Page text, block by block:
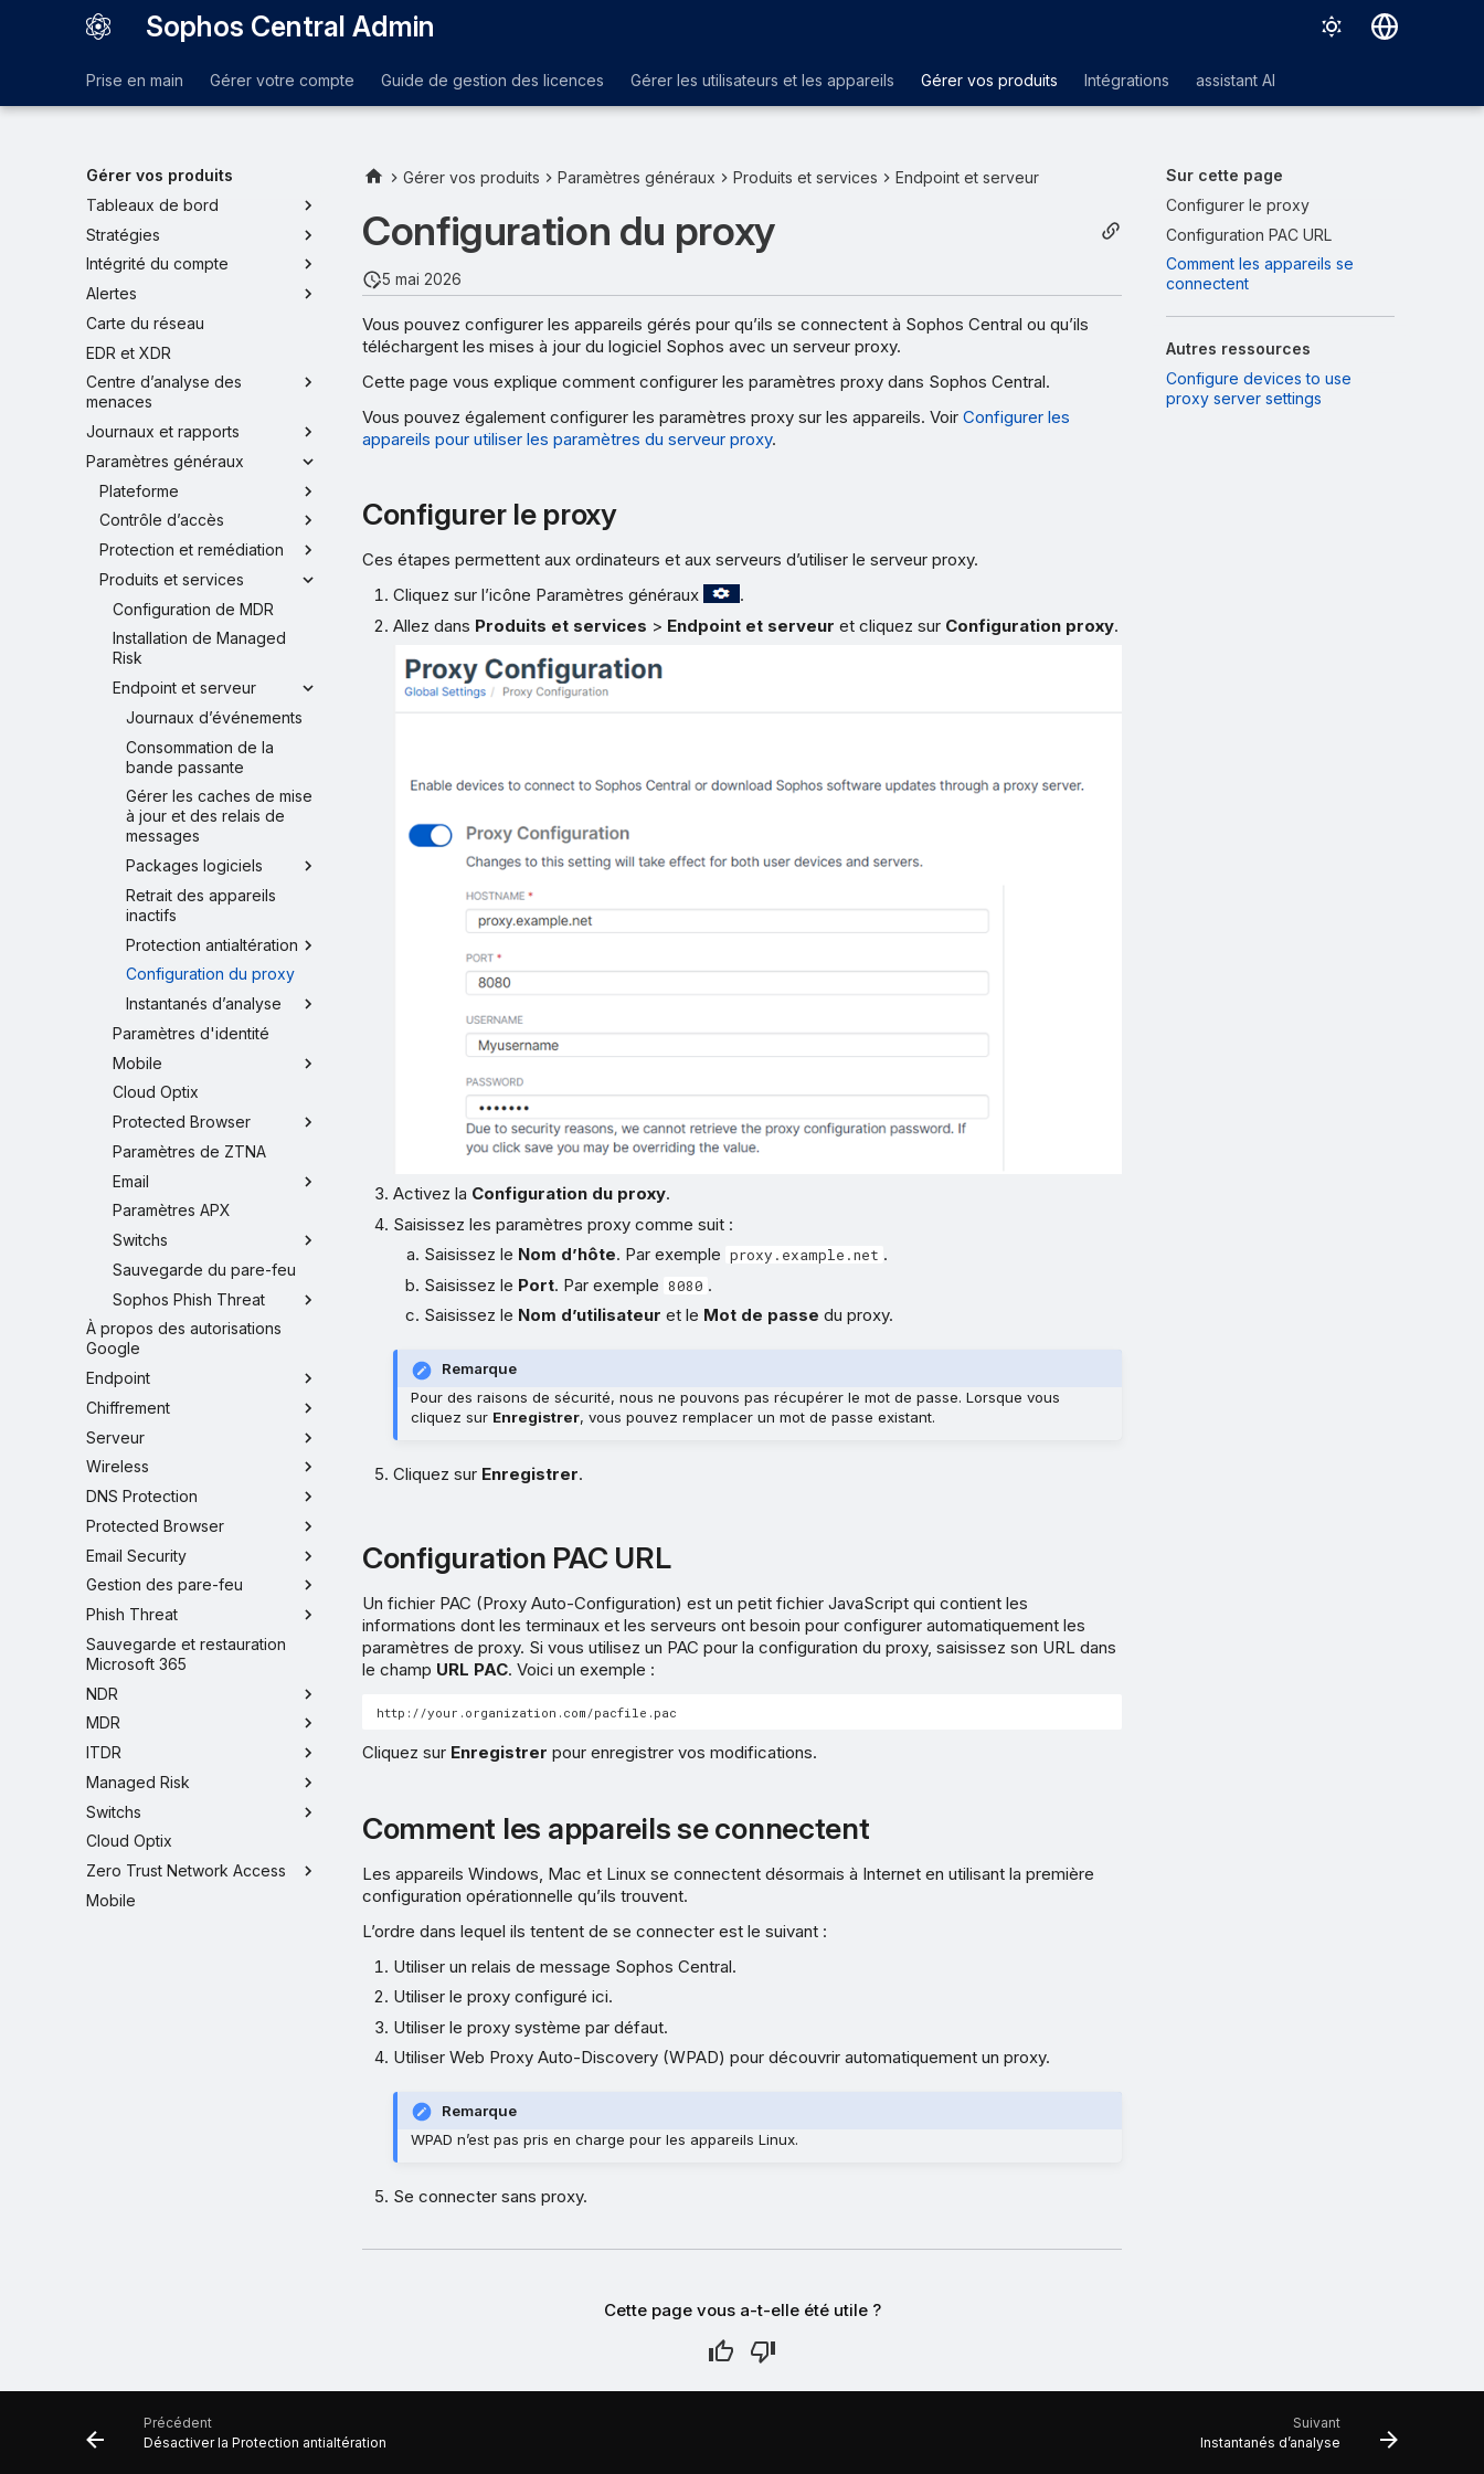
Sophos Central Admin
Français
Italiano
한국어
Português (Brasil)
中文（繁體）
Prise en main Gérer votre compte Guide de gestion des licences Gérer les utilisateurs et les appareils Gérer vos produits Intégrations assistant AI
Gérer vos produits
Tableaux de bord
Stratégies
Intégrité du compte
Alertes
Carte du réseau
EDR et XDR
Centre d’analyse des
menaces
Journaux et rapports
Paramètres généraux
Plateforme
Contrôle d’accès
Protection et remédiation
Produits et services
Configuration de MDR
Installation de Managed
Risk
Endpoint et serveur
Journaux d’événements
Consommation de la
bande passante
Gérer les caches de mise
à jour et des relais de
messages
Packages logiciels
Retrait des appareils
inactifs
Protection antialtération
Configuration du proxy
Instantanés d’analyse
Paramètres d'identité
Mobile
Cloud Optix
Protected Browser
Paramètres de ZTNA
Email
Paramètres APX
Switchs
Sauvegarde du pare-feu
Sophos Phish Threat
À propos des autorisations
Google
Endpoint
Chiffrement
Serveur
Wireless
DNS Protection
Protected Browser
Email Security
Gestion des pare-feu
Phish Threat
Sauvegarde et restauration
Microsoft 365
NDR
MDR
ITDR
Managed Risk
Switchs
Cloud Optix
Zero Trust Network Access
Mobile
Sur cette page
Configurer le proxy
Configuration PAC URL
Comment les appareils se
connectent
Autres ressources
Configure devices to use
proxy server settings
Gérer vos produits Paramètres généraux Produits et services Endpoint et serveur
Configuration du proxy
5 mai 2026
Vous pouvez configurer les appareils gérés pour qu’ils se connectent à Sophos Central ou qu’ils
téléchargent les mises à jour du logiciel Sophos avec un serveur proxy.
Cette page vous explique comment configurer les paramètres proxy dans Sophos Central.
Vous pouvez également configurer les paramètres proxy sur les appareils. Voir Configurer les
appareils pour utiliser les paramètres du serveur proxy.
Configurer le proxy
Ces étapes permettent aux ordinateurs et aux serveurs d’utiliser le serveur proxy.
Cliquez sur l’icône Paramètres généraux
.
Allez dans Produits et services > Endpoint et serveur et cliquez sur Configuration proxy.
Activez la Configuration du proxy.
Saisissez les paramètres proxy comme suit :
Saisissez le Nom d’hôte. Par exemple proxy.example.net .
Saisissez le Port. Par exemple 8080 .
Saisissez le Nom d’utilisateur et le Mot de passe du proxy.
Remarque
Pour des raisons de sécurité, nous ne pouvons pas récupérer le mot de passe. Lorsque vous
cliquez sur Enregistrer, vous pouvez remplacer un mot de passe existant.
Cliquez sur Enregistrer.
Configuration PAC URL
Un fichier PAC (Proxy Auto-Configuration) est un petit fichier JavaScript qui contient les
informations dont les terminaux et les serveurs ont besoin pour configurer automatiquement les
paramètres de proxy. Si vous utilisez un PAC pour la configuration du proxy, saisissez son URL dans
le champ URL PAC. Voici un exemple :
Cliquez sur Enregistrer pour enregistrer vos modifications.
Comment les appareils se connectent
Les appareils Windows, Mac et Linux se connectent désormais à Internet en utilisant la première
configuration opérationnelle qu’ils trouvent.
L’ordre dans lequel ils tentent de se connecter est le suivant :
Utiliser un relais de message Sophos Central.
Utiliser le proxy configuré ici.
Utiliser le proxy système par défaut.
Utiliser Web Proxy Auto-Discovery (WPAD) pour découvrir automatiquement un proxy.
Remarque
WPAD n’est pas pris en charge pour les appareils Linux.
Se connecter sans proxy.
Cette page vous a-t-elle été utile ?
Précédent
Désactiver la Protection antialtération
Suivant
Instantanés d’analyse